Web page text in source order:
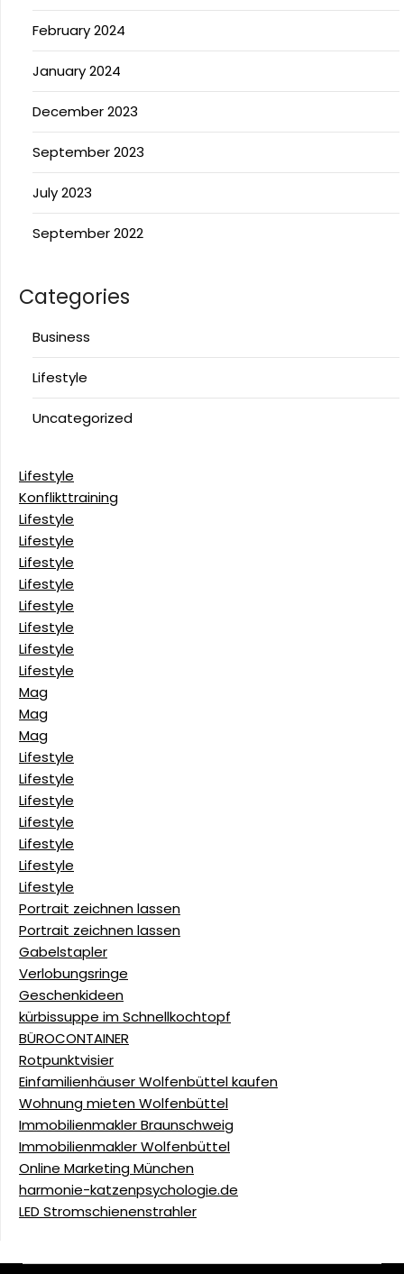
February 2024
January 2024
December 2023
September 2023
July 2023
September 2022
Categories
Business
Lifestyle
Uncategorized
Lifestyle
Konflikttraining
Lifestyle
Lifestyle
Lifestyle
Lifestyle
Lifestyle
Lifestyle
Lifestyle
Lifestyle
Mag
Mag
Mag
Lifestyle
Lifestyle
Lifestyle
Lifestyle
Lifestyle
Lifestyle
Lifestyle
Portrait zeichnen lassen
Portrait zeichnen lassen
Gabelstapler
Verlobungsringe
Geschenkideen
kürbissuppe im Schnellkochtopf
BÜROCONTAINER
Rotpunktvisier
Einfamilienhäuser Wolfenbüttel kaufen
Wohnung mieten Wolfenbüttel
Immobilienmakler Braunschweig
Immobilienmakler Wolfenbüttel
Online Marketing München
harmonie-katzenpsychologie.de
LED Stromschienenstrahler